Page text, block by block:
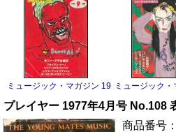
ミュージック・マガジン 1983/9 サニー・ア
ミュージック
プレイヤー 1977年4月号 No.108
商品番号